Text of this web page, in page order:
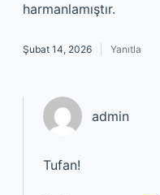
harmanlamıştır.
Şubat 14, 2026 Yanıtla
admin
Tufan!